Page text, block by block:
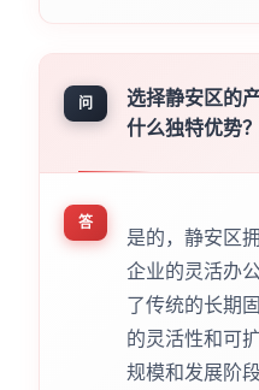
问
选择静安区的
什么独特优势？
答
是的，静安区
企业的灵活办
了传统的长期
的灵活性和可
规模和发展阶